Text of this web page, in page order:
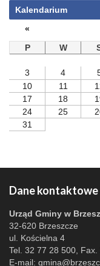
Kalendarium
«
P
W
3
4
10
11
17
18
24
25
31
Dane kontaktowe
Urząd Gminy w
32-620 Brzeszcze
ul. Kościelna 4
Tel. 32 77 28 500, Fax.
E-mail: